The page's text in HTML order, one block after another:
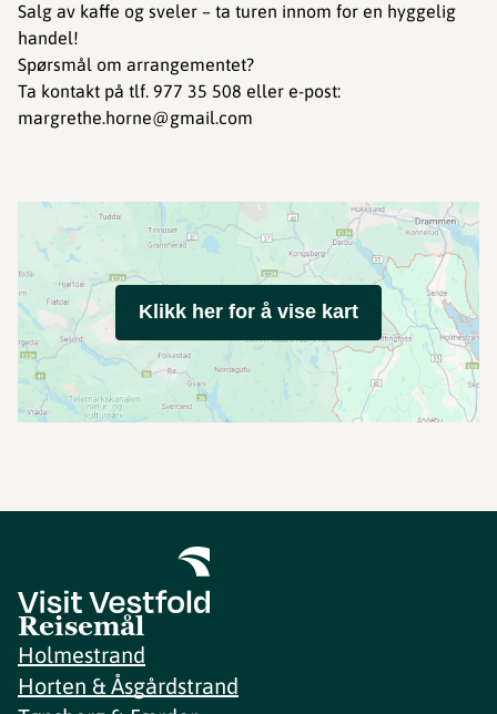
Salg av kaffe og sveler – ta turen innom for en hyggelig
handel!
Spørsmål om arrangementet?
Ta kontakt på tlf. 977 35 508 eller e-post:
margrethe.horne@gmail.com
Klikk her for å vise kart
Reisemål
Holmestrand
Horten & Åsgårdstrand